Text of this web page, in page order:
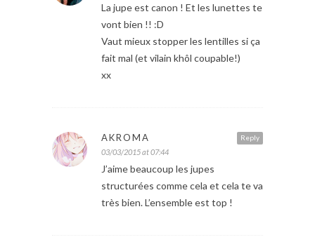
La jupe est canon ! Et les lunettes te
vont bien !! :D
Vaut mieux stopper les lentilles si ça
fait mal (et vilain khôl coupable!)
xx
Reply
AKROMA
03/03/2015 at 07:44
J’aime beaucoup les jupes
structurées comme cela et cela te va
très bien. L’ensemble est top !